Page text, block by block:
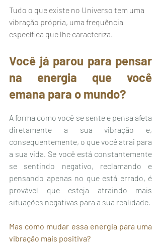
Tudo o que existe no Universo tem uma
vibração própria, uma frequência
específica que lhe caracteriza.
Você já parou para pensar
na energia que você
emana para o mundo?
A forma como você se sente e pensa afeta
diretamente a sua vibração e,
consequentemente, o que você atrai para
a sua vida. Se você está constantemente
se sentindo negativo, reclamando e
pensando apenas no que está errado, é
provável que esteja atraindo mais
situações negativas para a sua realidade.
Mas como mudar essa energia para uma
vibração mais positiva?